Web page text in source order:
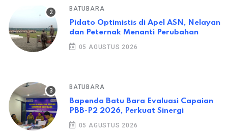
BATUBARA
Pidato Optimistis di Apel ASN, Nelayan
dan Peternak Menanti Perubahan
05 AGUSTUS 2026
BATUBARA
Bapenda Batu Bara Evaluasi Capaian
PBB-P2 2026, Perkuat Sinergi
05 AGUSTUS 2026